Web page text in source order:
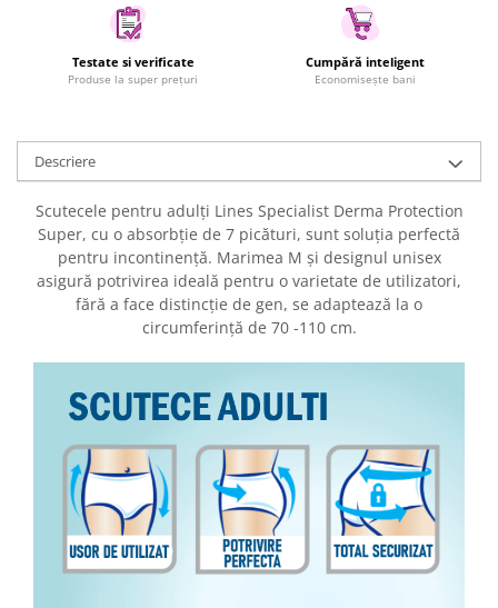
Uscatoare rufe
Utilaje si materiale de constructii
Laptop, Tablete & Telefoane
Laptopuri si Accesorii
Telefoane Mobile & accesorii
Wearable & Gadgeturi
Electrocasnice & Climatizare
Accesorii si piese masini spalat
rufe si uscatoare
Accesorii si piese masini spalat
Aparate Racire Aer
Climatizare & sisteme de incalzire
Electrocasnice pentru Bucatarie
Fiare de calcat si masini de cusut
Ingrijire Locuinta
Purificatoare de aer
Testate si verificate
Produse la super prețuri
Cumpără inteligent
Economisește bani
Descriere
Scutecele pentru adulți Lines Specialist Derma Protection
Super, cu o absorbție de 7 picături, sunt soluția perfectă
pentru incontinență. Marimea M și designul unisex
asigură potrivirea ideală pentru o varietate de utilizatori,
fără a face distincție de gen, se adaptează la o
circumferință de 70 -110 cm.